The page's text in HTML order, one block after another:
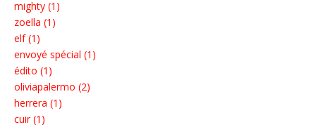
mighty (1)
zoella (1)
elf (1)
envoyé spécial (1)
édito (1)
oliviapalermo (2)
herrera (1)
cuir (1)